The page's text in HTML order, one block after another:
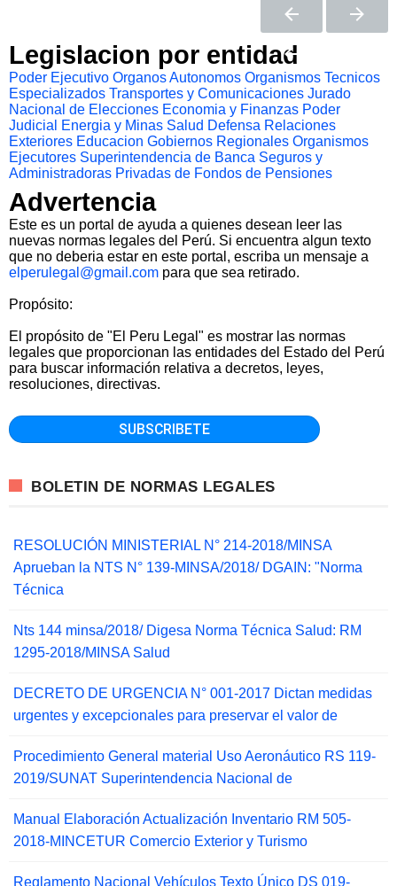
Legislacion por entidad
Poder Ejecutivo Organos Autonomos Organismos Tecnicos
Especializados Transportes y Comunicaciones Jurado
Nacional de Elecciones Economia y Finanzas Poder
Judicial
Energia y Minas Salud Defensa Relaciones
Exteriores Educacion Gobiernos Regionales Organismos
Ejecutores Superintendencia de Banca Seguros y
Administradoras Privadas de Fondos de Pensiones
Advertencia
Este es un portal de ayuda a quienes desean leer las
nuevas normas legales del Perú. Si encuentra algun texto
que no deberia estar en este portal, escriba un mensaje a
elperulegal@gmail.com para que sea retirado.
Propósito:
El propósito de "El Peru Legal" es mostrar las normas
legales que proporcionan las entidades del Estado del Perú
para buscar información relativa a decretos, leyes,
resoluciones, directivas.
BOLETIN DE NORMAS LEGALES
RESOLUCIÓN MINISTERIAL N° 214-2018/MINSA
Aprueban la NTS N° 139-MINSA/2018/ DGAIN: "Norma
Técnica
Nts 144 minsa/2018/ Digesa Norma Técnica Salud: RM
1295-2018/MINSA Salud
DECRETO DE URGENCIA N° 001-2017 Dictan medidas
urgentes y excepcionales para preservar el valor de
Procedimiento General material Uso Aeronáutico RS 119-
2019/SUNAT Superintendencia Nacional de
Manual Elaboración Actualización Inventario RM 505-
2018-MINCETUR Comercio Exterior y Turismo
Reglamento Nacional Vehículos Texto Único DS 019-